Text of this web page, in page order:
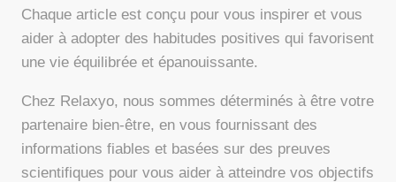
Chaque article est conçu pour vous inspirer et vous
aider à adopter des habitudes positives qui favorisent
une vie équilibrée et épanouissante.
Chez Relaxyo, nous sommes déterminés à être votre
partenaire bien-être, en vous fournissant des
informations fiables et basées sur des preuves
scientifiques pour vous aider à atteindre vos objectifs